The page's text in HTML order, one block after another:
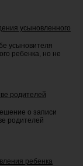
усыновленного
усыновителя
ребенка, но не
родителей
о записи
родителей
ребенка